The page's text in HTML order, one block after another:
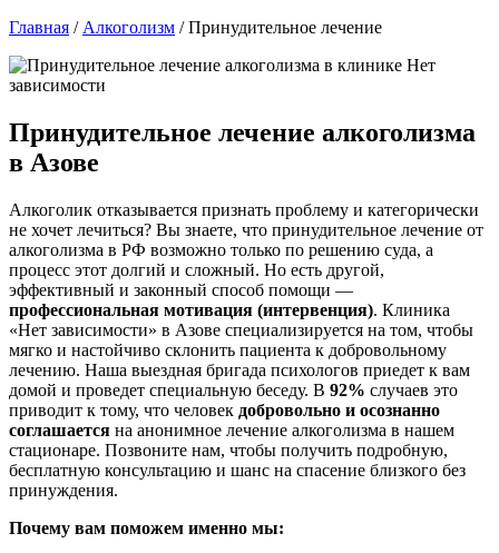
Главная / Алкоголизм /Принудительное лечение
Принудительное лечение алкоголизма
в Азове
Алкоголик отказывается признать проблему и категорически
не хочет лечиться? Вы знаете, что принудительное лечение от
алкоголизма в РФ возможно только по решению суда, а
процесс этот долгий и сложный. Но есть другой,
эффективный и законный способ помощи —
профессиональная мотивация (интервенция). Клиника
«Нет зависимости» в Азове специализируется на том, чтобы
мягко и настойчиво склонить пациента к добровольному
лечению. Наша выездная бригада психологов приедет к вам
домой и проведет специальную беседу. В 92% случаев это
приводит к тому, что человек добровольно и осознанно
соглашается на анонимное лечение алкоголизма в нашем
стационаре. Позвоните нам, чтобы получить подробную,
бесплатную консультацию и шанс на спасение близкого без
принуждения.
Почему вам поможем именно мы: